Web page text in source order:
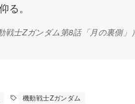
る。
戦士Zガンダム第8話「月の裏側」）
機動戦士Zガンダム